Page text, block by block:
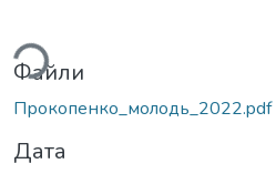
Файли
Прокопенко_молодь_2022.pdf
Дата